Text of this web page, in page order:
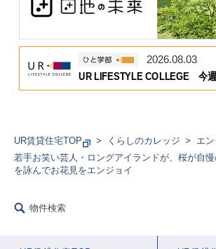
2026.08.03
UR LIFESTYLE COLLEGE 今週
UR賃貸住宅TOP くらしのカレッジ
エン
若手お笑い芸人・ロングアイランドが、桜が自
を詠んでお花見をエンジョイ
物件検索